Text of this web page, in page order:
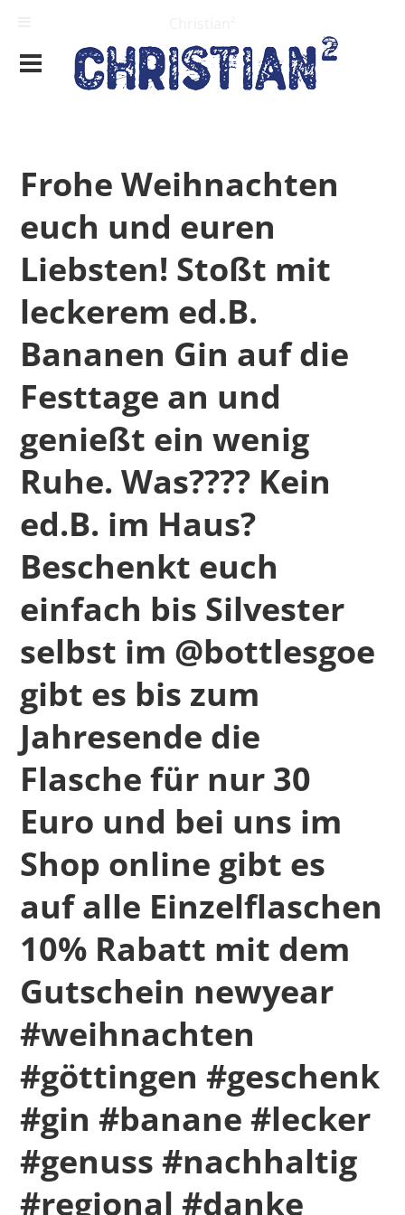
Frohe Weihnachten
euch und euren
Liebsten! Stoßt mit
leckerem ed.B.
Bananen Gin auf die
Festtage an und
genießt ein wenig
Ruhe. Was???? Kein
ed.B. im Haus?
Beschenkt euch
einfach bis Silvester
selbst im @bottlesgoe
gibt es bis zum
Jahresende die
Flasche für nur 30
Euro und bei uns im
Shop online gibt es
auf alle Einzelflaschen
10% Rabatt mit dem
Gutschein newyear
#weihnachten
#göttingen #geschenk
#gin #banane #lecker
#genuss #nachhaltig
#regional #danke